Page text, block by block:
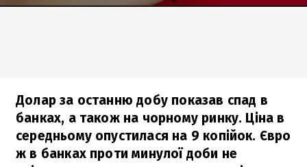
Долар за останню добу показав спад в
банках, а також на чорному ринку. Ціна в
середньому опустилася на 9 копійок. Євро
ж в банках проти минулої доби не